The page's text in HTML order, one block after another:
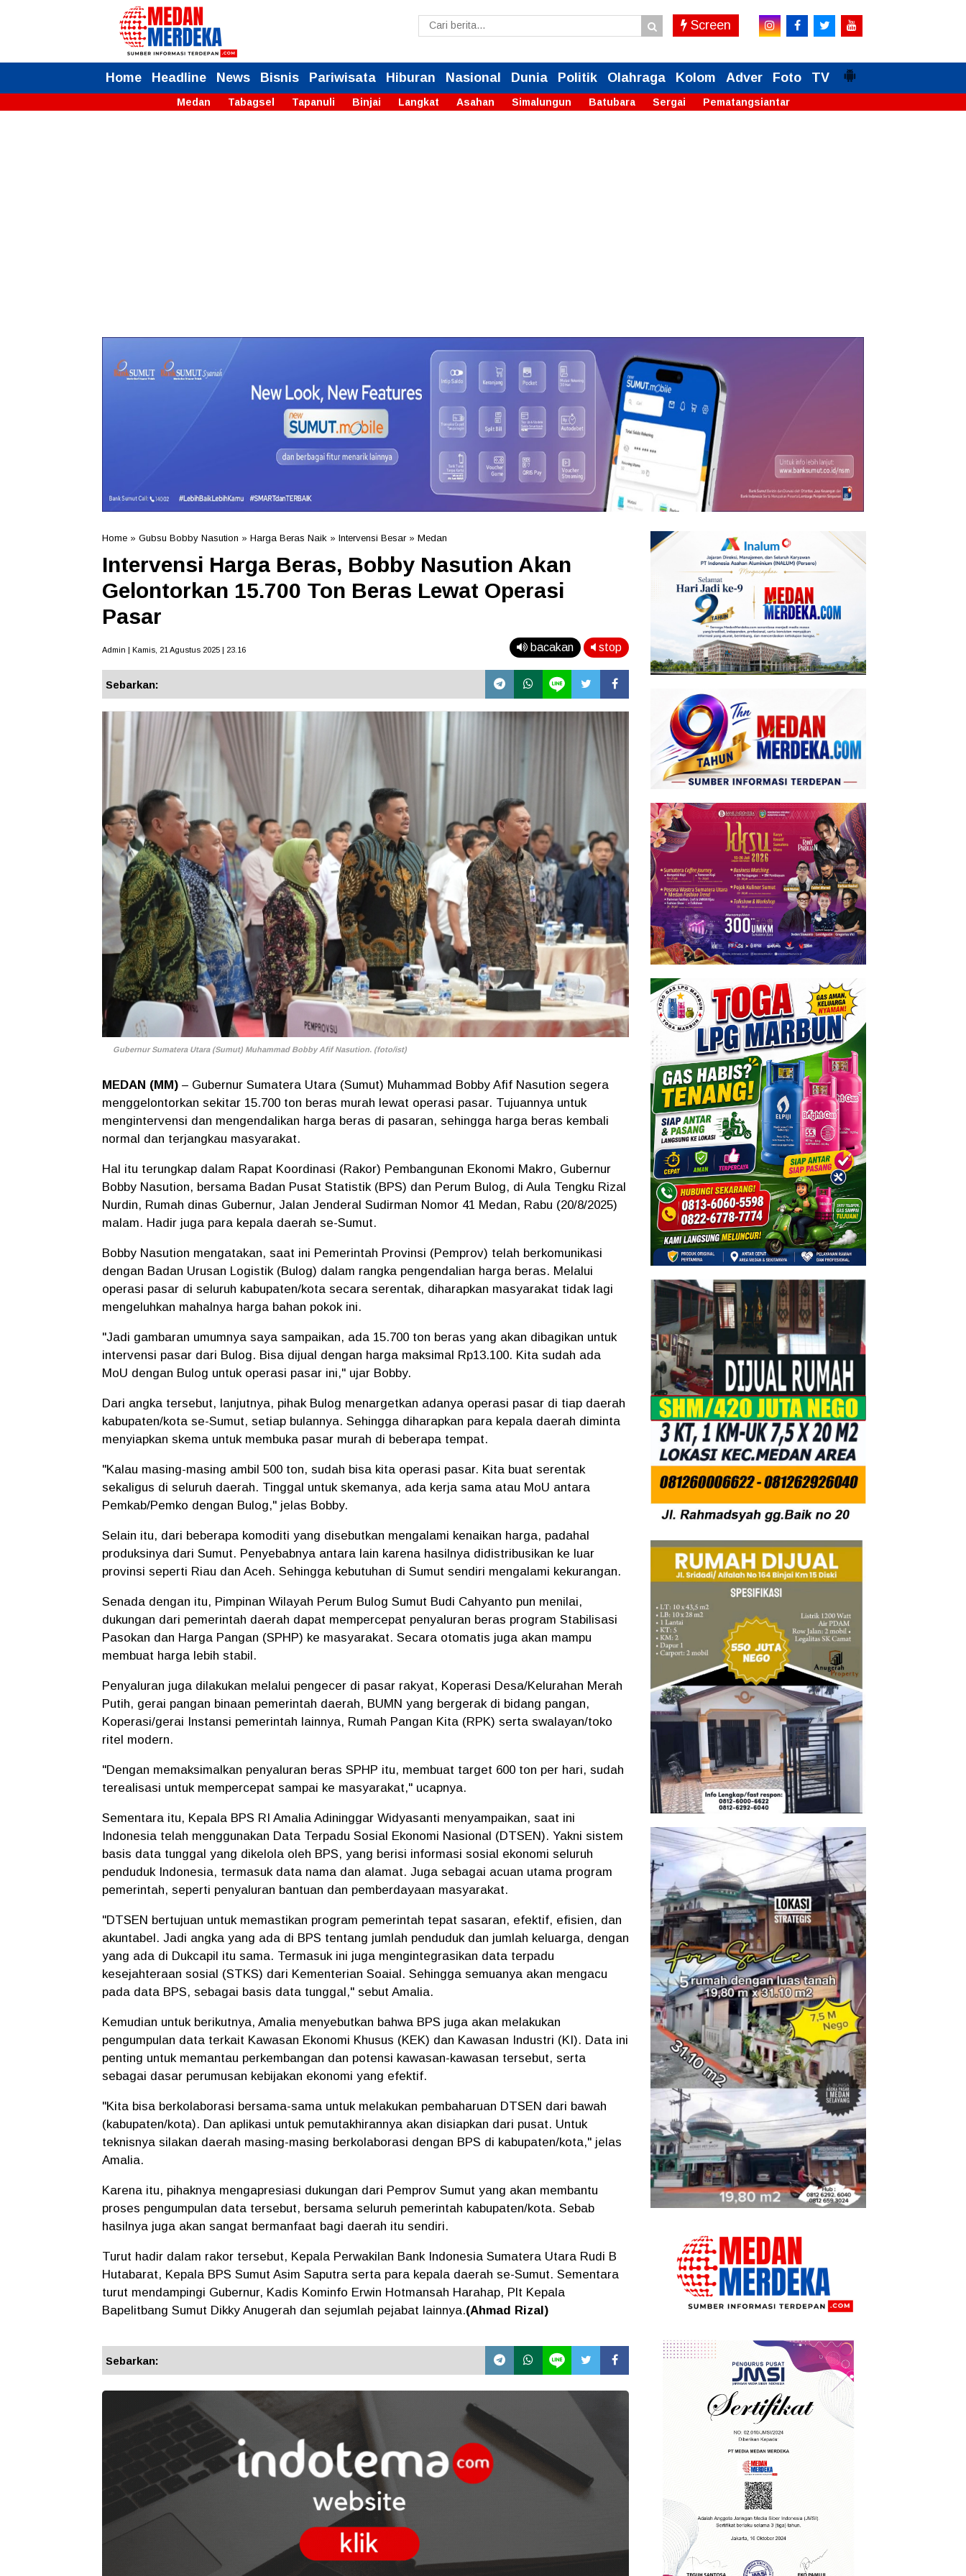
Screen
Home Headline News Bisnis Pariwisata Hiburan Nasional Dunia Politik Olahraga Kolom Adver Foto TV
Medan Tabagsel Tapanuli Binjai Langkat Asahan Simalungun Batubara Sergai Pematangsiantar
Home » Gubsu Bobby Nasution » Harga Beras Naik » Intervensi Besar » Medan
Intervensi Harga Beras, Bobby Nasution Akan
Gelontorkan 15.700 Ton Beras Lewat Operasi
Pasar
Admin | Kamis, 21 Agustus 2025 | 23.16 bacakan stop
Sebarkan:
Gubernur Sumatera Utara (Sumut) Muhammad Bobby Afif Nasution. (foto/ist)
MEDAN (MM) – Gubernur Sumatera Utara (Sumut) Muhammad Bobby Afif Nasution segera
menggelontorkan sekitar 15.700 ton beras murah lewat operasi pasar. Tujuannya untuk
mengintervensi dan mengendalikan harga beras di pasaran, sehingga harga beras kembali
normal dan terjangkau masyarakat.
Hal itu terungkap dalam Rapat Koordinasi (Rakor) Pembangunan Ekonomi Makro, Gubernur
Bobby Nasution, bersama Badan Pusat Statistik (BPS) dan Perum Bulog, di Aula Tengku Rizal
Nurdin, Rumah dinas Gubernur, Jalan Jenderal Sudirman Nomor 41 Medan, Rabu (20/8/2025)
malam. Hadir juga para kepala daerah se-Sumut.
Bobby Nasution mengatakan, saat ini Pemerintah Provinsi (Pemprov) telah berkomunikasi
dengan Badan Urusan Logistik (Bulog) dalam rangka pengendalian harga beras. Melalui
operasi pasar di seluruh kabupaten/kota secara serentak, diharapkan masyarakat tidak lagi
mengeluhkan mahalnya harga bahan pokok ini.
"Jadi gambaran umumnya saya sampaikan, ada 15.700 ton beras yang akan dibagikan untuk
intervensi pasar dari Bulog. Bisa dijual dengan harga maksimal Rp13.100. Kita sudah ada
MoU dengan Bulog untuk operasi pasar ini," ujar Bobby.
Dari angka tersebut, lanjutnya, pihak Bulog menargetkan adanya operasi pasar di tiap daerah
kabupaten/kota se-Sumut, setiap bulannya. Sehingga diharapkan para kepala daerah diminta
menyiapkan skema untuk membuka pasar murah di beberapa tempat.
"Kalau masing-masing ambil 500 ton, sudah bisa kita operasi pasar. Kita buat serentak
sekaligus di seluruh daerah. Tinggal untuk skemanya, ada kerja sama atau MoU antara
Pemkab/Pemko dengan Bulog," jelas Bobby.
Selain itu, dari beberapa komoditi yang disebutkan mengalami kenaikan harga, padahal
produksinya dari Sumut. Penyebabnya antara lain karena hasilnya didistribusikan ke luar
provinsi seperti Riau dan Aceh. Sehingga kebutuhan di Sumut sendiri mengalami kekurangan.
Senada dengan itu, Pimpinan Wilayah Perum Bulog Sumut Budi Cahyanto pun menilai,
dukungan dari pemerintah daerah dapat mempercepat penyaluran beras program Stabilisasi
Pasokan dan Harga Pangan (SPHP) ke masyarakat. Secara otomatis juga akan mampu
membuat harga lebih stabil.
Penyaluran juga dilakukan melalui pengecer di pasar rakyat, Koperasi Desa/Kelurahan Merah
Putih, gerai pangan binaan pemerintah daerah, BUMN yang bergerak di bidang pangan,
Koperasi/gerai Instansi pemerintah lainnya, Rumah Pangan Kita (RPK) serta swalayan/toko
ritel modern.
"Dengan memaksimalkan penyaluran beras SPHP itu, membuat target 600 ton per hari, sudah
terealisasi untuk mempercepat sampai ke masyarakat," ucapnya.
Sementara itu, Kepala BPS RI Amalia Adininggar Widyasanti menyampaikan, saat ini
Indonesia telah menggunakan Data Terpadu Sosial Ekonomi Nasional (DTSEN). Yakni sistem
basis data tunggal yang dikelola oleh BPS, yang berisi informasi sosial ekonomi seluruh
penduduk Indonesia, termasuk data nama dan alamat. Juga sebagai acuan utama program
pemerintah, seperti penyaluran bantuan dan pemberdayaan masyarakat.
"DTSEN bertujuan untuk memastikan program pemerintah tepat sasaran, efektif, efisien, dan
akuntabel. Jadi angka yang ada di BPS tentang jumlah penduduk dan jumlah keluarga, dengan
yang ada di Dukcapil itu sama. Termasuk ini juga mengintegrasikan data terpadu
kesejahteraan sosial (STKS) dari Kementerian Soaial. Sehingga semuanya akan mengacu
pada data BPS, sebagai basis data tunggal," sebut Amalia.
Kemudian untuk berikutnya, Amalia menyebutkan bahwa BPS juga akan melakukan
pengumpulan data terkait Kawasan Ekonomi Khusus (KEK) dan Kawasan Industri (KI). Data ini
penting untuk memantau perkembangan dan potensi kawasan-kawasan tersebut, serta
sebagai dasar perumusan kebijakan ekonomi yang efektif.
"Kita bisa berkolaborasi bersama-sama untuk melakukan pembaharuan DTSEN dari bawah
(kabupaten/kota). Dan aplikasi untuk pemutakhirannya akan disiapkan dari pusat. Untuk
teknisnya silakan daerah masing-masing berkolaborasi dengan BPS di kabupaten/kota," jelas
Amalia.
Karena itu, pihaknya mengapresiasi dukungan dari Pemprov Sumut yang akan membantu
proses pengumpulan data tersebut, bersama seluruh pemerintah kabupaten/kota. Sebab
hasilnya juga akan sangat bermanfaat bagi daerah itu sendiri.
Turut hadir dalam rakor tersebut, Kepala Perwakilan Bank Indonesia Sumatera Utara Rudi B
Hutabarat, Kepala BPS Sumut Asim Saputra serta para kepala daerah se-Sumut. Sementara
turut mendampingi Gubernur, Kadis Kominfo Erwin Hotmansah Harahap, Plt Kepala
Bapelitbang Sumut Dikky Anugerah dan sejumlah pejabat lainnya.(Ahmad Rizal)
Sebarkan: